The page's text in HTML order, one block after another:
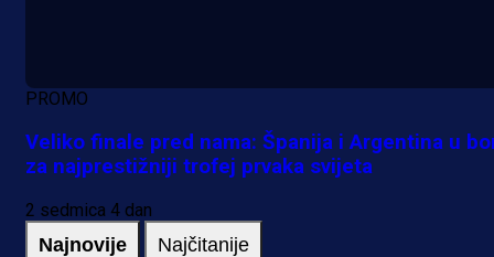
PROMO
Veliko finale pred nama: Španija i Argentina u
za najprestižniji trofej prvaka svijeta
2 sedmica 4 dan
Najnovije Najčitanije